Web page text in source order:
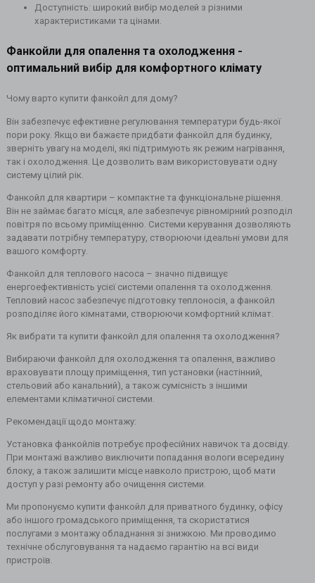
Доступність: широкий вибір моделей з різними
характеристиками та цінами.
Фанкойли для опалення та охолодження -
оптимальний вибір для комфортного клімату
Чому варто купити фанкойл для дому?
Він забезпечує ефективне регулювання температури будь-якої
пори року. Якщо ви бажаєте придбати фанкойл для будинку,
зверніть увагу на моделі, які підтримують як режим нагрівання,
так і охолодження. Це дозволить вам використовувати одну
систему цілий рік.
Фанкойл для квартири – компактне та функціональне рішення.
Він не займає багато місця, але забезпечує рівномірний розподіл
повітря по всьому приміщенню. Системи керування дозволяють
задавати потрібну температуру, створюючи ідеальні умови для
вашого комфорту.
Фанкойл для теплового насоса – значно підвищує
енергоефективність усієї системи опалення та охолодження.
Тепловий насос забезпечує підготовку теплоносія, а фанкойл
розподіляє його кімнатами, створюючи комфортний клімат.
Як вибрати та купити фанкойл для опалення та охолодження?
Вибираючи фанкойл для охолодження та опалення, важливо
враховувати площу приміщення, тип установки (настінний,
стельовий або канальний), а також сумісність з іншими
елементами кліматичної системи.
Рекомендації щодо монтажу:
Установка фанкойлів потребує професійних навичок та досвіду.
При монтажі важливо виключити попадання вологи всередину
блоку, а також залишити місце навколо пристрою, щоб мати
доступ у разі ремонту або очищення системи.
Ми пропонуємо купити фанкойл для приватного будинку, офісу
або іншого громадського приміщення, та скористатися
послугами з монтажу обладнання зі знижкою. Ми проводимо
технічне обслуговування та надаємо гарантію на всі види
пристроїв.